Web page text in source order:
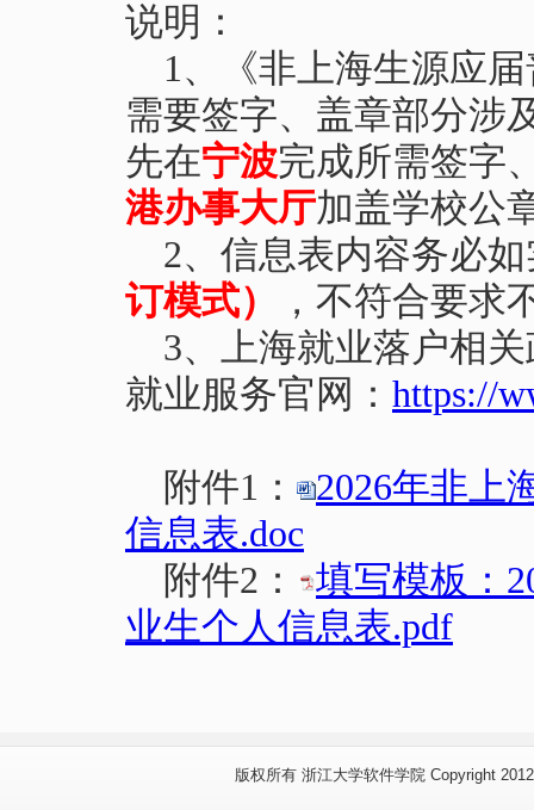
说明：
1、《非上海生源应
需要签字、盖章部分涉
先在宁波完成所需签字
港办事大厅加盖学校公
2、信息表内容务必
订模式）
，不符合要求
3、上海就业落户相
就业服务官网： https://
附件1：
2026年非上
信息表.doc
附件2：
填写模板：
业生个人信息表.pdf
版权所有 浙江大学软件学院 Copyright